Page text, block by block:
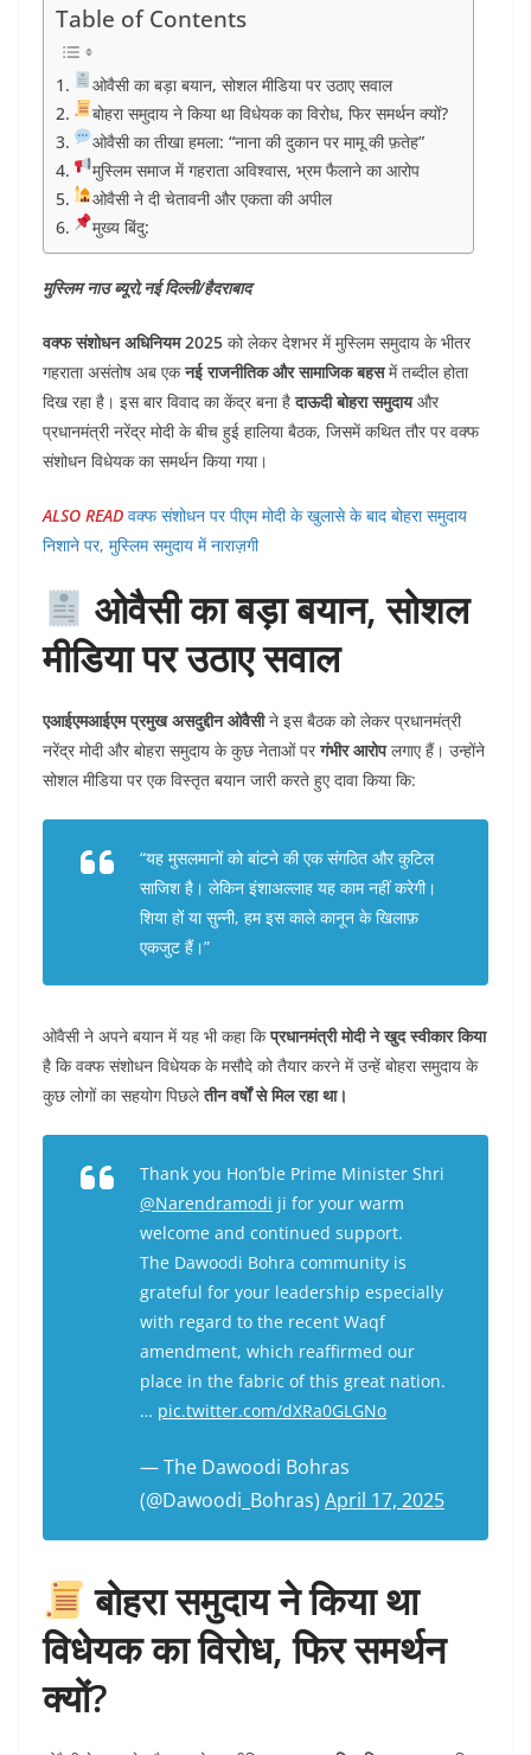
Table of Contents
ओवैसी का बड़ा बयान, सोशल मीडिया पर उठाए सवाल
बोहरा समुदाय ने किया था विधेयक का विरोध, फिर समर्थन क्यों?
ओवैसी का तीखा हमला: “नाना की दुकान पर मामू की फ़तेह”
मुस्लिम समाज में गहराता अविश्वास, भ्रम फैलाने का आरोप
ओवैसी ने दी चेतावनी और एकता की अपील
मुख्य बिंदु:
मुस्लिम नाउ ब्यूरो,नई दिल्ली/हैदराबाद
वक्फ संशोधन अधिनियम 2025 को लेकर देशभर में मुस्लिम समुदाय के भीतर
गहराता असंतोष अब एकनई राजनीतिक और सामाजिक बहसमें तब्दील होता
दिख रहा है। इस बार विवाद का केंद्र बना हैदाऊदी बोहरा समुदायऔर
प्रधानमंत्री नरेंद्र मोदी के बीच हुई हालिया बैठक, जिसमें कथित तौर पर वक्फ
संशोधन विधेयक का समर्थन किया गया।
ALSO READ वक्फ संशोधन पर पीएम मोदी के खुलासे के बाद बोहरा समुदाय
निशाने पर, मुस्लिम समुदाय में नाराज़गी
ओवैसी का बड़ा बयान, सोशल
मीडिया पर उठाए सवाल
एआईएमआईएम प्रमुख असदुद्दीन ओवैसीने इस बैठक को लेकर प्रधानमंत्री
नरेंद्र मोदी और बोहरा समुदाय के कुछ नेताओं परगंभीर आरोपलगाए हैं। उन्होंने
सोशल मीडिया पर एक विस्तृत बयान जारी करते हुए दावा किया कि:
“यह मुसलमानों को बांटने की एक संगठित और कुटिल
साजिश है। लेकिन इंशाअल्लाह यह काम नहीं करेगी।
शिया हों या सुन्नी, हम इस काले कानून के खिलाफ़
एकजुट हैं।”
ओवैसी ने अपने बयान में यह भी कहा किप्रधानमंत्री मोदी ने खुद स्वीकार किया
है कि वक्फ संशोधन विधेयक के मसौदे को तैयार करने में उन्हें बोहरा समुदाय के
कुछ लोगों का सहयोग पिछलेतीन वर्षों से मिल रहा था।
Thank you Hon’ble Prime Minister Shri
@Narendramodi ji for your warm
welcome and continued support.
The Dawoodi Bohra community is
grateful for your leadership especially
with regard to the recent Waqf
amendment, which reaffirmed our
place in the fabric of this great nation.
… pic.twitter.com/dXRa0GLGNo
— The Dawoodi Bohras
(@Dawoodi_Bohras) April 17, 2025
बोहरा समुदाय ने किया था
विधेयक का विरोध, फिर समर्थन
क्यों?